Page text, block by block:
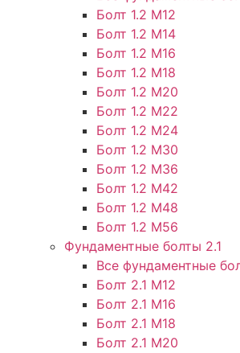
Болт 1.2 М12
Болт 1.2 М14
Болт 1.2 М16
Болт 1.2 М18
Болт 1.2 М20
Болт 1.2 М22
Болт 1.2 М24
Болт 1.2 М30
Болт 1.2 М36
Болт 1.2 М42
Болт 1.2 М48
Болт 1.2 М56
Фундаментные болты 2.1
Все фундаментные
Болт 2.1 М12
Болт 2.1 М16
Болт 2.1 М18
Болт 2.1 М20